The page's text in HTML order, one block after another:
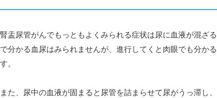
腎盂尿管がんでもっともよくみられる症状は尿に血液が混ざ
で分かる血尿はみられませんが、進行してくと肉眼でも分か
す。
また、尿中の血液が固まると尿管を詰まらせて尿がうっ滞し